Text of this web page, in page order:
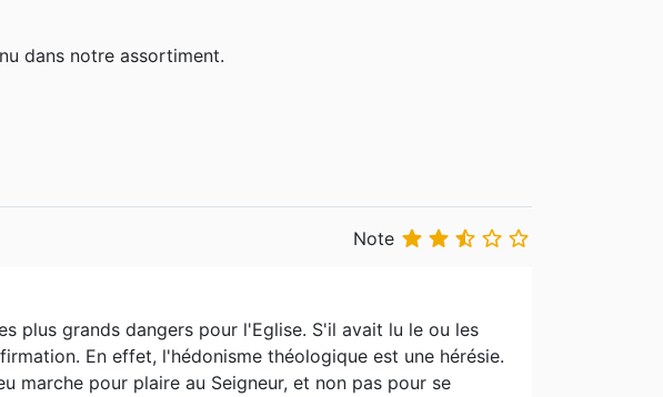
dans notre assortiment.
Note     
plus grands dangers pour l'Eglise. S'il avait lu le ou les
En effet, l'hédonisme théologique est une hérésie.
marche pour plaire au Seigneur, et non pas pour se